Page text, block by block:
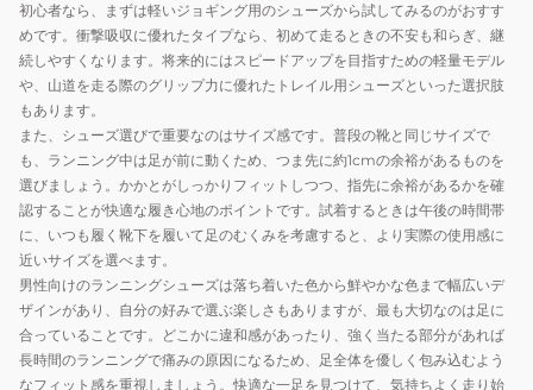
ン
リ
ボ
ル
ヴ
3itsuka
ホ
ワ
イ
ト
33600100
ス
ニ
ー
ン
リ
ボ
ル
ヴ
3itsuka
ブ
ラ
ッ
33600101
ス
ニ
ー
初心者なら、まずは軽いジョギング用のシューズから試してみるのがおすす
めです。衝撃吸収に優れたタイプなら、初めて走るときの不安も和らぎ、継
続しやすくなります。将来的にはスピードアップを目指すための軽量モデル
や、山道を走る際のグリップ力に優れたトレイル用シューズといった選択肢
もあります。
また、シューズ選びで重要なのはサイズ感です。普段の靴と同じサイズで
も、ランニング中は足が前に動くため、つま先に約1cmの余裕があるものを
選びましょう。かかとがしっかりフィットしつつ、指先に余裕があるかを確
認することが快適な履き心地のポイントです。試着するときは午後の時間帯
に、いつも履く靴下を履いて足のむくみを考慮すると、より実際の使用感に
近いサイズを選べます。
男性向けのランニングシューズは落ち着いた色から鮮やかな色まで幅広いデ
ザインがあり、自分の好みで選ぶ楽しさもありますが、最も大切なのは足に
合っていることです。どこかに違和感があったり、強く当たる部分があれば
長時間のランニングで痛みの原因になるため、足全体を優しく包み込むよう
なフィット感を重視しましょう。快適な一足を見つけて、気持ちよく走り始